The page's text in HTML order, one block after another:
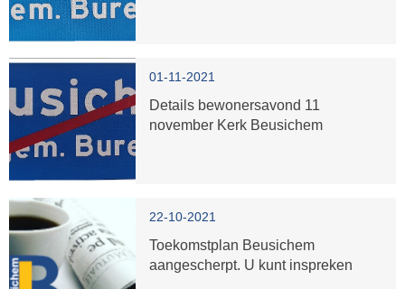
01-11-2021
Details bewonersavond 11
november Kerk Beusichem
22-10-2021
Toekomstplan Beusichem
aangescherpt. U kunt inspreken